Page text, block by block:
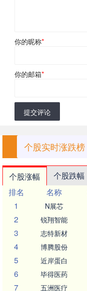
你的昵称*
你的邮箱*
提交评论
个股实时涨跌榜
个股涨幅 个股跌幅
排名
名称
1
N展芯
2 锐翔智能
3 志特新材
4 博腾股份
5 近岸蛋白
6 毕得医药
7 五洲医疗